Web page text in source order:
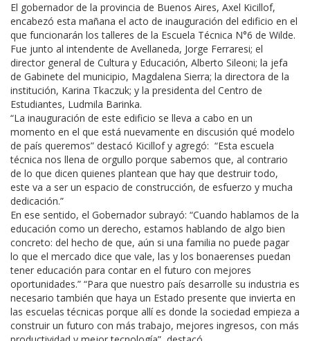
El gobernador de la provincia de Buenos Aires, Axel Kicillof,
encabezó esta mañana el acto de inauguración del edificio en el
que funcionarán los talleres de la Escuela Técnica N°6 de Wilde.
Fue junto al intendente de Avellaneda, Jorge Ferraresi; el
director general de Cultura y Educación, Alberto Sileoni; la jefa
de Gabinete del municipio, Magdalena Sierra; la directora de la
institución, Karina Tkaczuk; y la presidenta del Centro de
Estudiantes, Ludmila Barinka.
“La inauguración de este edificio se lleva a cabo en un
momento en el que está nuevamente en discusión qué modelo
de país queremos” destacó Kicillof y agregó: “Esta escuela
técnica nos llena de orgullo porque sabemos que, al contrario
de lo que dicen quienes plantean que hay que destruir todo,
este va a ser un espacio de construcción, de esfuerzo y mucha
dedicación.”
En ese sentido, el Gobernador subrayó: “Cuando hablamos de la
educación como un derecho, estamos hablando de algo bien
concreto: del hecho de que, aún si una familia no puede pagar
lo que el mercado dice que vale, las y los bonaerenses puedan
tener educación para contar en el futuro con mejores
oportunidades.” “Para que nuestro país desarrolle su industria es
necesario también que haya un Estado presente que invierta en
las escuelas técnicas porque allí es donde la sociedad empieza a
construir un futuro con más trabajo, mejores ingresos, con más